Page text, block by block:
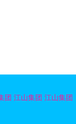
团 江山集团 江山集团